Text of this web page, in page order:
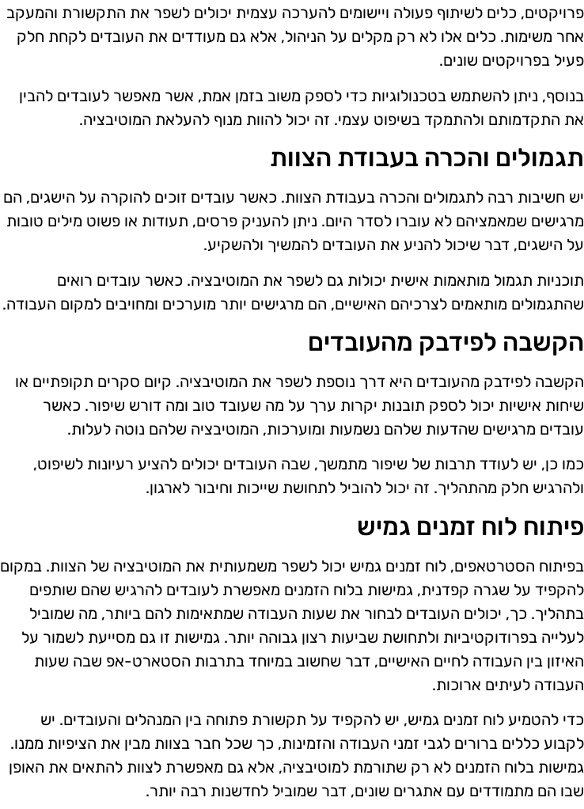
פרויקטים, כלים לשיתוף פעולה ויישומים להערכה עצמית יכולים לשפר את התקשורת והמעקב
אחר משימות. כלים אלו לא רק מקלים על הניהול, אלא גם מעודדים את העובדים לקחת חלק
פעיל בפרויקטים שונים.
בנוסף, ניתן להשתמש בטכנולוגיות כדי לספק משוב בזמן אמת, אשר מאפשר לעובדים להבין
את התקדמותם ולהתמקד בשיפוט עצמי. זה יכול להוות מנוף להעלאת המוטיבציה.
תגמולים והכרה בעבודת הצוות
יש חשיבות רבה לתגמולים והכרה בעבודת הצוות. כאשר עובדים זוכים להוקרה על הישגים, הם
מרגישים שמאמציהם לא עוברו לסדר היום. ניתן להעניק פרסים, תעודות או פשוט מילים טובות
על הישגים, דבר שיכול להניע את העובדים להמשיך ולהשקיע.
תוכניות תגמול מותאמות אישית יכולות גם לשפר את המוטיבציה. כאשר עובדים רואים
שהתגמולים מותאמים לצרכיהם האישיים, הם מרגישים יותר מוערכים ומחויבים למקום העבודה.
הקשבה לפידבק מהעובדים
הקשבה לפידבק מהעובדים היא דרך נוספת לשפר את המוטיבציה. קיום סקרים תקופתיים או
שיחות אישיות יכול לספק תובנות יקרות ערך על מה שעובד טוב ומה דורש שיפור. כאשר
עובדים מרגישים שהדעות שלהם נשמעות ומוערכות, המוטיבציה שלהם נוטה לעלות.
כמו כן, יש לעודד תרבות של שיפור מתמשך, שבה העובדים יכולים להציע רעיונות לשיפוט,
ולהרגיש חלק מהתהליך. זה יכול להוביל לתחושת שייכות וחיבור לארגון.
פיתוח לוח זמנים גמיש
בפיתוח הסטרטאפים, לוח זמנים גמיש יכול לשפר משמעותית את המוטיבציה של הצוות. במקום
להקפיד על שגרה קפדנית, גמישות בלוח הזמנים מאפשרת לעובדים להרגיש שהם שותפים
בתהליך. כך, יכולים העובדים לבחור את שעות העבודה שמתאימות להם ביותר, מה שמוביל
לעלייה בפרודוקטיביות ולתחושת שביעות רצון גבוהה יותר. גמישות זו גם מסייעת לשמור על
האיזון בין העבודה לחיים האישיים, דבר שחשוב במיוחד בתרבות הסטארט-אפ שבה שעות
העבודה לעיתים ארוכות.
כדי להטמיע לוח זמנים גמיש, יש להקפיד על תקשורת פתוחה בין המנהלים והעובדים. יש
לקבוע כללים ברורים לגבי זמני העבודה והזמינות, כך שכל חבר בצוות מבין את הציפיות ממנו.
גמישות בלוח הזמנים לא רק שתורמת למוטיבציה, אלא גם מאפשרת לצוות להתאים את האופן
שבו הם מתמודדים עם אתגרים שונים, דבר שמוביל לחדשנות רבה יותר.